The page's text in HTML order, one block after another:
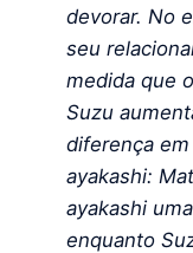
devorar. No
seu
medida que
Suzu
diferença
ayakashi:
ayakashi
enquanto